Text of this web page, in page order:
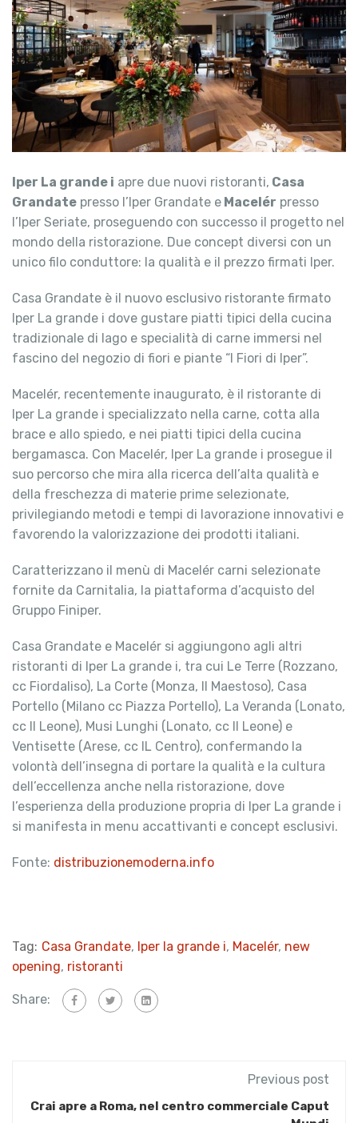
Iper La grande i apre due nuovi ristoranti, Casa
Grandate presso l’Iper Grandate e Macelér presso
l’Iper Seriate, proseguendo con successo il progetto nel
mondo della ristorazione. Due concept diversi con un
unico filo conduttore: la qualità e il prezzo firmati Iper.
Casa Grandate è il nuovo esclusivo ristorante firmato
Iper La grande i dove gustare piatti tipici della cucina
tradizionale di lago e specialità di carne immersi nel
fascino del negozio di fiori e piante “I Fiori di Iper”.
Macelér, recentemente inaugurato, è il ristorante di
Iper La grande i specializzato nella carne, cotta alla
brace e allo spiedo, e nei piatti tipici della cucina
bergamasca. Con Macelér, Iper La grande i prosegue il
suo percorso che mira alla ricerca dell’alta qualità e
della freschezza di materie prime selezionate,
privilegiando metodi e tempi di lavorazione innovativi e
favorendo la valorizzazione dei prodotti italiani.
Caratterizzano il menù di Macelér carni selezionate
fornite da Carnitalia, la piattaforma d’acquisto del
Gruppo Finiper.
Casa Grandate e Macelér si aggiungono agli altri
ristoranti di Iper La grande i, tra cui Le Terre (Rozzano,
cc Fiordaliso), La Corte (Monza, Il Maestoso), Casa
Portello (Milano cc Piazza Portello), La Veranda (Lonato,
cc Il Leone), Musi Lunghi (Lonato, cc Il Leone) e
Ventisette (Arese, cc IL Centro), confermando la
volontà dell’insegna di portare la qualità e la cultura
dell’eccellenza anche nella ristorazione, dove
l’esperienza della produzione propria di Iper La grande i
si manifesta in menu accattivanti e concept esclusivi.
Fonte: distribuzionemoderna.info
Tag: Casa Grandate, Iper la grande i, Macelér, new
opening, ristoranti
Share:
Previous post
Crai apre a Roma, nel centro commerciale Caput